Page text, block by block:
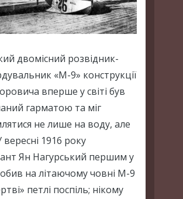
двомісний розвідник-
«М-9» конструкції
вперше у світі був
гарматою та міг
не лише на воду, але
вересні 1916 року
Ян Нагурський першим у
на літаючому човні М-9
петлі поспіль; нікому